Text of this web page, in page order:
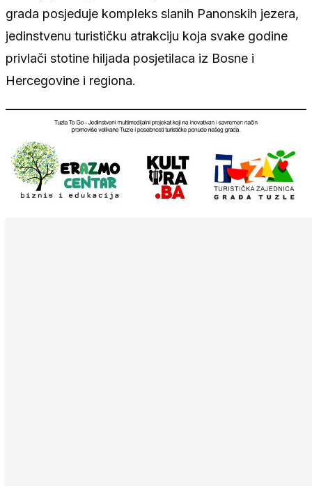
grada posjeduje kompleks slanih Panonskih jezera,
jedinstvenu turističku atrakciju koja svake godine
privlači stotine hiljada posjetilaca iz Bosne i
Hercegovine i regiona.